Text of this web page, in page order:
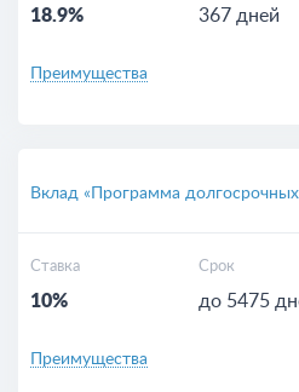
18.9% 367 дней
Преимущества
Вклад «Программа
Ставка
10%
Срок
до 5475
Преимущества